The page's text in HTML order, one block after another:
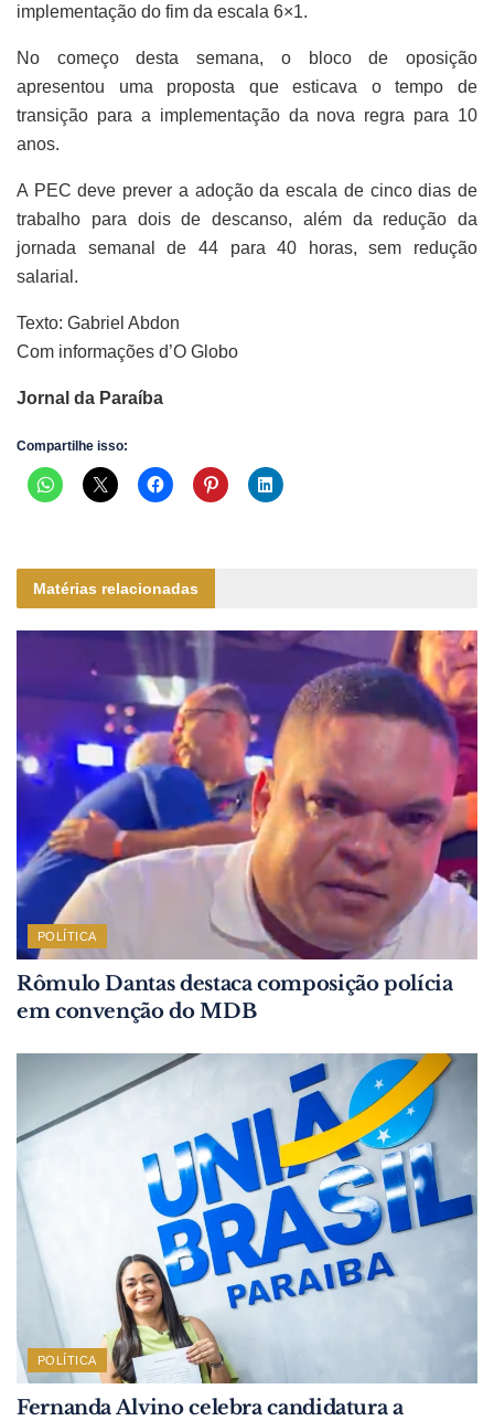
implementação do fim da escala 6×1.
No começo desta semana, o bloco de oposição
apresentou uma proposta que esticava o tempo de
transição para a implementação da nova regra para 10
anos.
A PEC deve prever a adoção da escala de cinco dias de
trabalho para dois de descanso, além da redução da
jornada semanal de 44 para 40 horas, sem redução
salarial.
Texto: Gabriel Abdon
Com informações d’O Globo
Jornal da Paraíba
Compartilhe isso:
Matérias relacionadas
POLÍTICA
Rômulo Dantas destaca composição polícia
em convenção do MDB
POLÍTICA
Fernanda Alvino celebra candidatura a